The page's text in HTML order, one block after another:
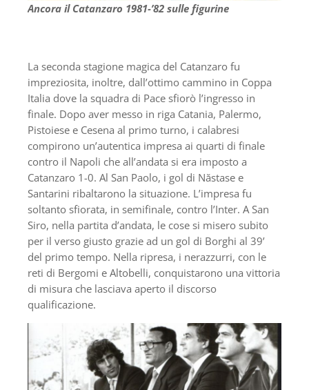
Ancora il Catanzaro 1981-’82 sulle figurine
La seconda stagione magica del Catanzaro fu
impreziosita, inoltre, dall’ottimo cammino in Coppa
Italia dove la squadra di Pace sfiorò l’ingresso in
finale. Dopo aver messo in riga Catania, Palermo,
Pistoiese e Cesena al primo turno, i calabresi
compirono un’autentica impresa ai quarti di finale
contro il Napoli che all’andata si era imposto a
Catanzaro 1-0. Al San Paolo, i gol di Năstase e
Santarini ribaltarono la situazione. L’impresa fu
soltanto sfiorata, in semifinale, contro l’Inter. A San
Siro, nella partita d’andata, le cose si misero subito
per il verso giusto grazie ad un gol di Borghi al 39’
del primo tempo. Nella ripresa, i nerazzurri, con le
reti di Bergomi e Altobelli, conquistarono una vittoria
di misura che lasciava aperto il discorso
qualificazione.